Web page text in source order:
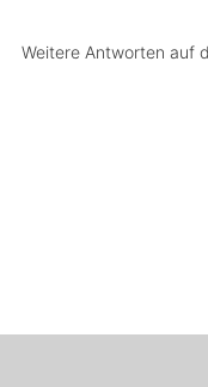
Weitere Antworten auf